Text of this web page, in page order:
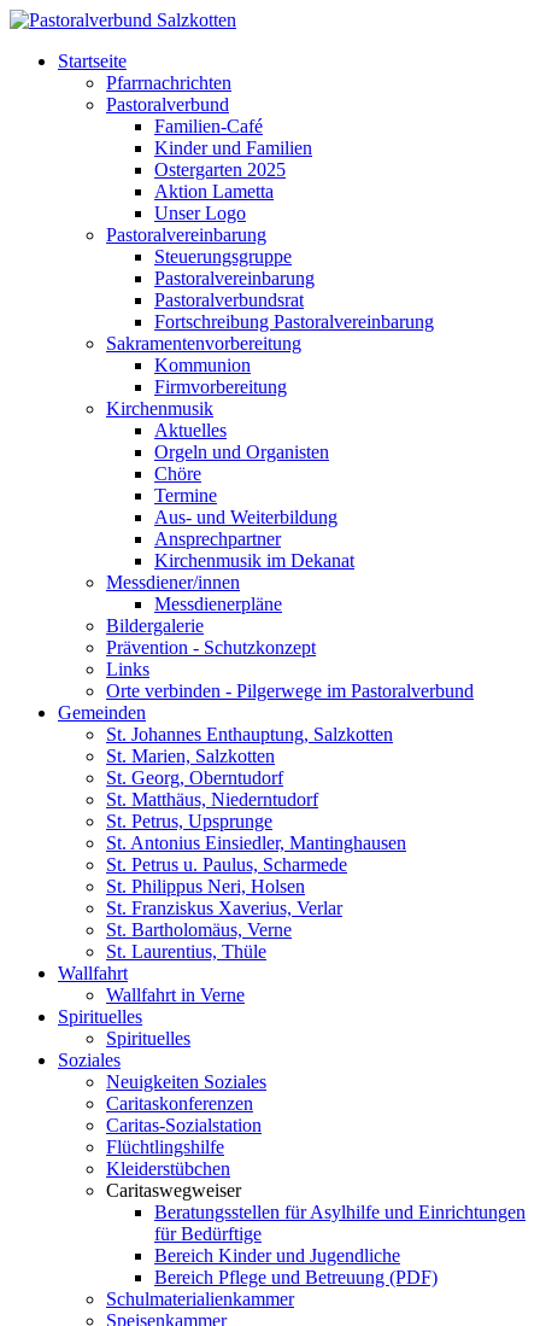
Startseite
Pfarrnachrichten
Pastoralverbund
Familien-Café
Kinder und Familien
Ostergarten 2025
Aktion Lametta
Unser Logo
Pastoralvereinbarung
Steuerungsgruppe
Pastoralvereinbarung
Pastoralverbundsrat
Fortschreibung Pastoralvereinbarung
Sakramentenvorbereitung
Kommunion
Firmvorbereitung
Kirchenmusik
Aktuelles
Orgeln und Organisten
Chöre
Termine
Aus- und Weiterbildung
Ansprechpartner
Kirchenmusik im Dekanat
Messdiener/innen
Messdienerpläne
Bildergalerie
Prävention - Schutzkonzept
Links
Orte verbinden - Pilgerwege im Pastoralverbund
Gemeinden
St. Johannes Enthauptung, Salzkotten
St. Marien, Salzkotten
St. Georg, Oberntudorf
St. Matthäus, Niederntudorf
St. Petrus, Upsprunge
St. Antonius Einsiedler, Mantinghausen
St. Petrus u. Paulus, Scharmede
St. Philippus Neri, Holsen
St. Franziskus Xaverius, Verlar
St. Bartholomäus, Verne
St. Laurentius, Thüle
Wallfahrt
Wallfahrt in Verne
Spirituelles
Spirituelles
Soziales
Neuigkeiten Soziales
Caritaskonferenzen
Caritas-Sozialstation
Flüchtlingshilfe
Kleiderstübchen
Caritaswegweiser
Beratungsstellen für Asylhilfe und Einrichtungen
für Bedürftige
Bereich Kinder und Jugendliche
Bereich Pflege und Betreuung (PDF)
Schulmaterialienkammer
Speisenkammer